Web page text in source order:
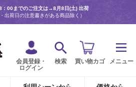
：00までのご注文は→8月8日(土) 出荷
出荷日の注意書きがある商品除く）
会員登録・
ログイン
検索 買い物カゴ メニュー